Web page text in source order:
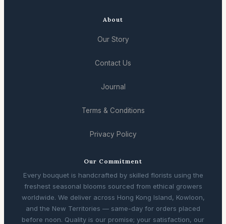
About
Our Story
Contact Us
Journal
Terms & Conditions
Privacy Policy
Our Commitment
Every bouquet is handcrafted by skilled florists using the
freshest seasonal blooms sourced from ethical growers
worldwide. We deliver across Hong Kong Island, Kowloon,
and the New Territories — same-day for orders placed
before noon. Quality is our promise; your satisfaction, our